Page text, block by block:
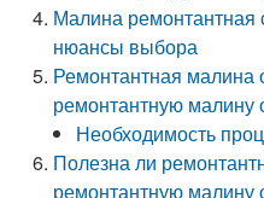
Малина ремонтантная
нюансы выбора
Ремонтантная малина
ремонтантную малину
Необходимость
Полезна ли
ремонтантную малину